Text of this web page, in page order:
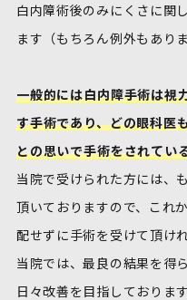
白内障術後のみにくさに関
ます（もちろん例外もあり
一般的には白内障手術は視
す手術であり、どの眼科医
との思いで手術をされてい
当院で受けられた方には、
頂いておりますので、これ
配せずに手術を受けて頂け
当院では、最良の結果を得
日々改善を目指しております